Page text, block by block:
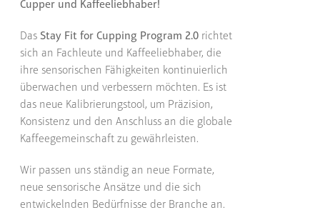
Cupper und Kaffeeliebhaber!
Das Stay Fit for Cupping Program 2.0 richtet
sich an Fachleute und Kaffeeliebhaber, die
ihre sensorischen Fähigkeiten kontinuierlich
überwachen und verbessern möchten. Es ist
das neue Kalibrierungstool, um Präzision,
Konsistenz und den Anschluss an die globale
Kaffeegemeinschaft zu gewährleisten.
Wir passen uns ständig an neue Formate,
neue sensorische Ansätze und die sich
entwickelnden Bedürfnisse der Branche an.